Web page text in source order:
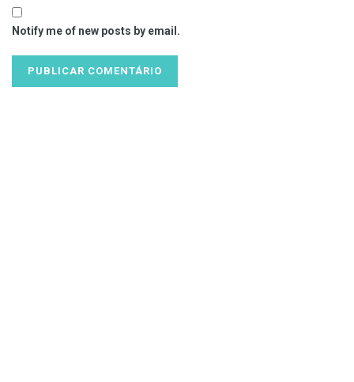
Notify me of new posts by email.